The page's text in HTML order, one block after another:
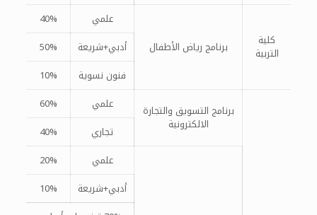
كلية
التربية برنامج رياض الأطفال
علمي
40%
أدبي+شريعة
50%
فنون نسوية
10%
برنامج التسويق والتجارة
الالكترونية
علمي
60%
تجاري
40%
علمي
20%
أدبي+شريعة
10%